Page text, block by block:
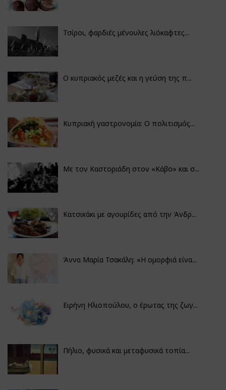
Τσίροι, φαρδιές μένουλες λιόκαφτες...
Ο κυπριακός μεζές και η γεύση της π...
Κυπριακή γαστρονομία: Ο πολιτισμός...
Με τον Καστοριάδη στον «Κάβο» και σ...
Κατσικάκι με αγουρίδες από την Άνδρ...
Άννα Μαρία Τσακάλη: «Η ομορφιά είνα...
Ειρήνη Ηλιοπούλου, ο έρωτας της ζωγ...
Πήλιο, φυσικά και μεταφυσικά τοπία...